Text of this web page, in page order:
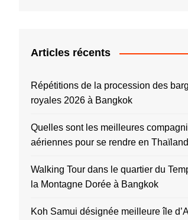
Articles récents
Répétitions de la procession des
royales 2026 à Bangkok
Quelles sont les meilleures
aériennes pour se rendre en
Walking Tour dans le quartier du
la Montagne Dorée à Bangkok
Koh Samui désignée meilleure île